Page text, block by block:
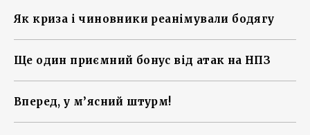
Як криза і чиновники реанімували бодягу
Ще один приємний бонус від атак на НПЗ
Вперед, у м’ясний штурм!